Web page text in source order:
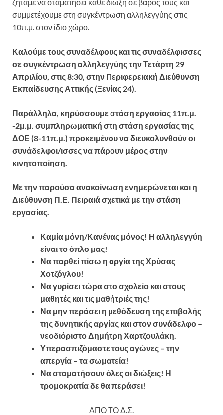
ζητάμε να σταματήσει κάθε δίωξη σε βάρος τους και
συμμετέχουμε στη συγκέντρωση αλληλεγγύης στις
10π.μ. στον ίδιο χώρο.
Καλούμε τους συναδέλφους και τις συναδέλφισσες
σε συγκέντρωση αλληλεγγύης την Τετάρτη 29
Απριλίου, στις 8:30, στην Περιφερειακή Διεύθυνση
Εκπαίδευσης Αττικής (Ξενίας 24).
Παράλληλα, κηρύσσουμε στάση εργασίας 11π.μ.
-2μ.μ. συμπληρωματική στη στάση εργασίας της
ΔΟΕ (8-11π.μ.) προκειμένουνα διευκολυνθούν οι
συνάδελφοι/ισσες να πάρουν μέρος στην
κινητοποίηση.
Με την παρούσα ανακοίνωση ενημερώνεται και η
Διεύθυνση Π.Ε. Πειραιά σχετικά με την στάση
εργασίας.
Καμία μόνη/Κανένας μόνος! Η αλληλεγγύη
είναι το όπλο μας!
Να παρθεί πίσω η αργία της Χρύσας
Χοτζόγλου!
Να γυρίσει τώρα στο σχολείο και στους
μαθητές και τις μαθήτριές της!
Να μην περάσει η μεθόδευση της επιβολής
της δυνητικής αργίας και στον συνάδελφο –
νεοδιόριστο Δημήτρη Χαρτζουλάκη.
Υπερασπιζόμαστε τους αγώνες – την
απεργία – τα σωματεία!
Να σταματήσουν όλες οι διώξεις! Η
τρομοκρατία δε θα περάσει!
ΑΠΟ ΤΟ Δ.Σ.